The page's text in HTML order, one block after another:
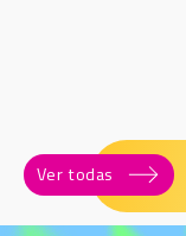
Ver todas